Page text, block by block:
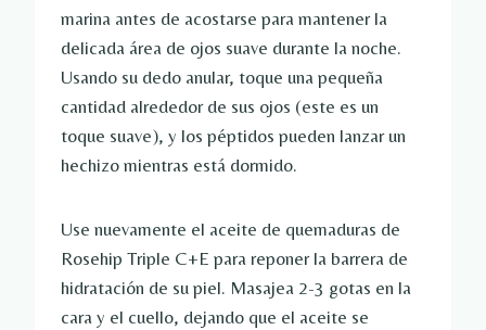
marina antes de acostarse para mantener la
delicada área de ojos suave durante la noche.
Usando su dedo anular, toque una pequeña
cantidad alrededor de sus ojos (este es un
toque suave), y los péptidos pueden lanzar un
hechizo mientras está dormido.
Use nuevamente el aceite de quemaduras de
Rosehip Triple C+E para reponer la barrera de
hidratación de su piel. Masajea 2-3 gotas en la
cara y el cuello, dejando que el aceite se